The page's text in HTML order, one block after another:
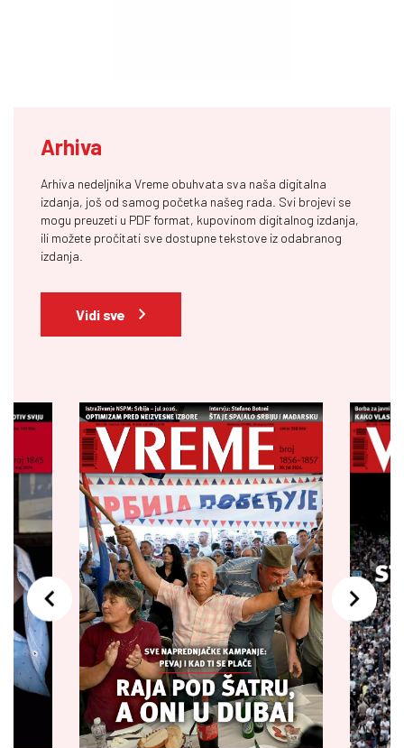
Arhiva
Arhiva nedeljnika Vreme obuhvata sva naša digitalna
izdanja, još od samog početka našeg rada. Svi brojevi se
mogu preuzeti u PDF format, kupovinom digitalnog izdanja,
ili možete pročitati sve dostupne tekstove iz odabranog
izdanja.
Vidi sve